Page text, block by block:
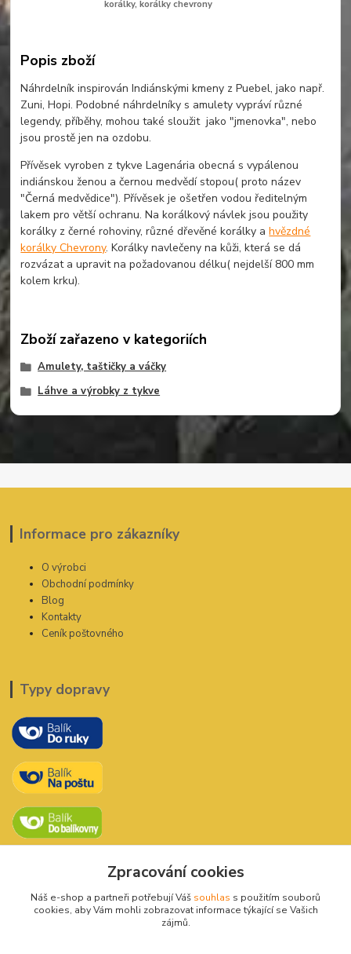
korálky, korálky chevrony
Popis zboží
Náhrdelník inspirován Indiánskými kmeny z Puebel, jako např.
Zuni, Hopi. Podobné náhrdelníky s amulety vypráví různé
legendy, příběhy, mohou také sloužit jako "jmenovka", nebo
jsou prostě jen na ozdobu.
Přívěsek vyroben z tykve Lagenária obecná s vypálenou
indiánskou ženou a černou medvědí stopou( proto název
"Černá medvědice"). Přívěsek je ošetřen vodou ředitelným
lakem pro větší ochranu. Na korálkový návlek jsou použity
korálky z černé rohoviny, různé dřevěné korálky ahvězdné
korálky Chevrony. Korálky navlečeny na kůži, která se dá
rozvázat a upravit na požadovanou délku( nejdelší 800 mm
kolem krku).
Zboží zařazeno v kategoriích
Amulety, taštičky a váčky
Láhve a výrobky z tykve
Informace pro zákazníky
O výrobci
Obchodní podmínky
Blog
Kontakty
Ceník poštovného
Typy dopravy
Zpracování cookies
Náš e-shop a partneři potřebují Váš souhlas s použitím souborů
cookies, aby Vám mohli zobrazovat informace týkající se Vašich
zájmů.